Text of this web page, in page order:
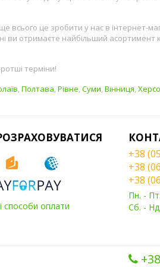
всього це зробити у нас в інтернет-
отримаєте найбільший асортимент
терміни!
,Полтава,Рівне,Суми,Вінниця,
способи оплати
+38
+38
+38
Пн. -
Сб. -